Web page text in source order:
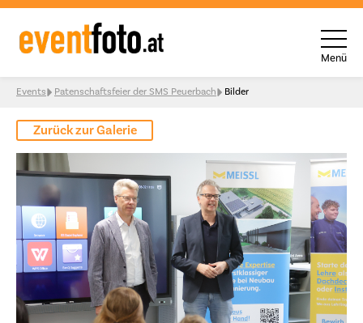
Skip to content
Menü
Events Patenschaftsfeier der SMS Peuerbach Bilder
Zurück zur Galerie